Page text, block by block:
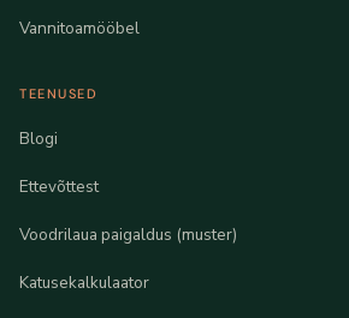
Vannitoamööbel
TEENUSED
Blogi
Ettevõttest
Voodrilaua paigaldus (muster)
Katusekalkulaator